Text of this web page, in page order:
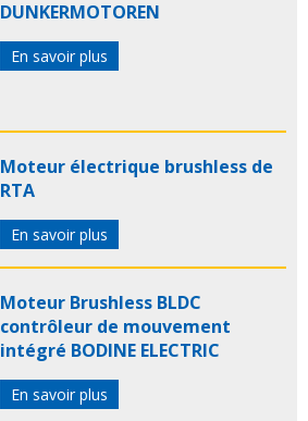
DUNKERMOTOREN
En savoir plus
Moteur électrique brushless de
RTA
En savoir plus
Moteur Brushless BLDC
contrôleur de mouvement
intégré BODINE ELECTRIC
En savoir plus